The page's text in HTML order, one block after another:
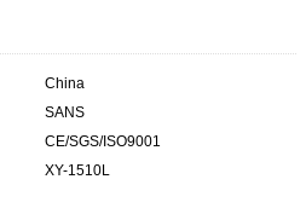
China
SANS
CE/SGS/ISO9001
XY-1510L